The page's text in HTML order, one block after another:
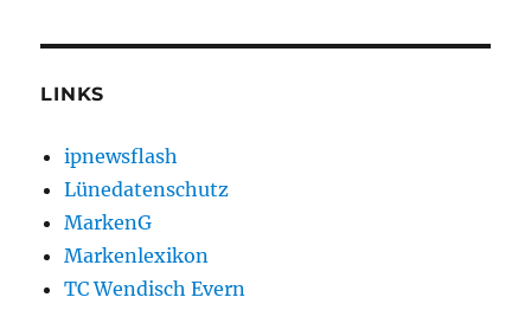
LINKS
ipnewsflash
Lünedatenschutz
MarkenG
Markenlexikon
TC Wendisch Evern